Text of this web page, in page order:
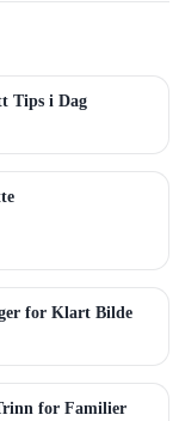
Tips i Dag
for Klart Bilde
for Familier